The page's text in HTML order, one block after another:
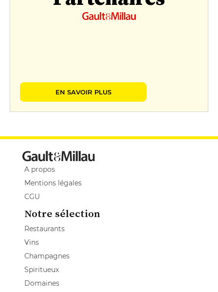
EN SAVOIR PLUS
A propos
Mentions légales
CGU
Notre sélection
Restaurants
Vins
Champagnes
Spiritueux
Domaines